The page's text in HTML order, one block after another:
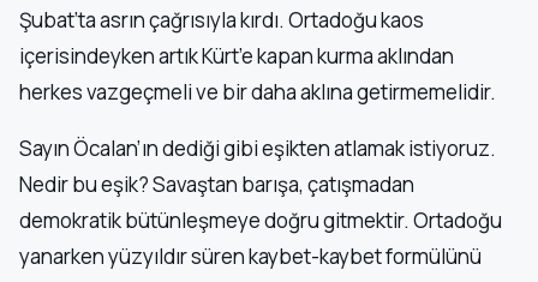
Şubat’ta asrın çağrısıyla kırdı. Ortadoğu kaos
içerisindeyken artık Kürt’e kapan kurma aklından
herkes vazgeçmeli ve bir daha aklına getirmemelidir.
Sayın Öcalan’ın dediği gibi eşikten atlamak istiyoruz.
Nedir bu eşik? Savaştan barışa, çatışmadan
demokratik bütünleşmeye doğru gitmektir. Ortadoğu
yanarken yüzyıldır süren kaybet-kaybet formülünü